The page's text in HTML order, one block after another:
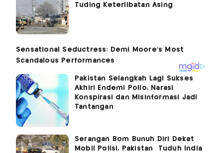
Tuding Keterlibatan Asing
Pakistan Selangkah Lagi Sukses
Akhiri Endemi Polio, Narasi
Konspirasi dan Misinformasi Jadi
Tantangan
Serangan Bom Bunuh Diri Dekat
Mobil Polisi, Pakistan Tuduh India